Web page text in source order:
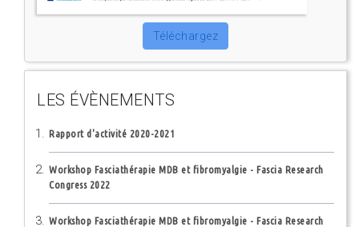
Téléchargez
LES ÉVÈNEMENTS
Rapport d'activité 2020-2021
Workshop Fasciathérapie MDB et fibromyalgie - Fascia Research
Congress 2022
Workshop Fasciathérapie MDB et fibromyalgie - Fascia Research